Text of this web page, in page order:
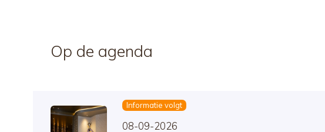
Op de agenda
Informatie volgt
08-09-2026